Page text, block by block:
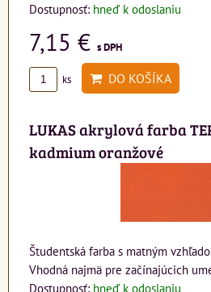
Dostupnosť: hneď k odoslaniu
7,15 € s DPH
ks DO KOŠÍKA
LUKAS akrylová farba
kadmium oranžové
Študentská farba s matným
Vhodná najmä pre začínajúcich
Dostupnosť: hneď k odoslaniu